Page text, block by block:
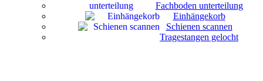
Fachboden unterteilung
Einhängekorb
Schienen scannen
Tragestangen gelocht